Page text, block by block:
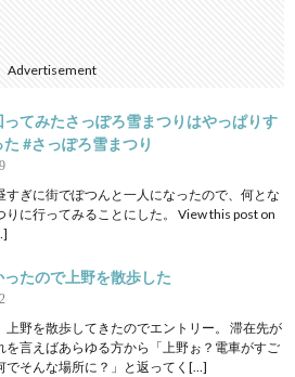
Advertisement
てみたさっぽろ雪まつりはやっぱりす
#さっぽろ雪まつり
すぎに街でぽつんと一人になったので、何とな
りに行ってみることにした。 View this post on
ったので上野を散歩した
上野を散歩してきたのでエントリー。 滞在先が
を言えばあらゆる方から「上野ぉ？電車がすご
でそんな場所に？」と返ってく[…]